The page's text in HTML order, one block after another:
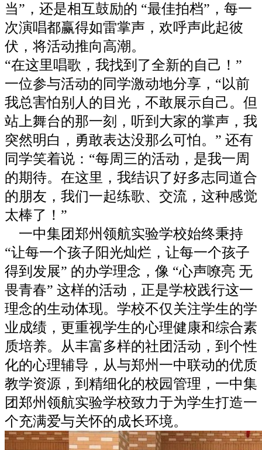
当”，还是相互鼓励的 “最佳拍档”，每一
次演唱都赢得如雷掌声，欢呼声此起彼
伏，将活动推向高潮。​
“在这里唱歌，我找到了全新的自己！”
一位参与活动的同学激动地分享，“以前
我总害怕别人的目光，不敢展示自己。但
站上舞台的那一刻，听到大家的掌声，我
突然明白，勇敢表达没那么可怕。” 还有
同学笑着说：“每周三的活动，是我一周
的期待。在这里，我结识了好多志同道合
的朋友，我们一起练歌、交流，这种感觉
太棒了！”​
一中集团郑州领航实验学校始终秉持
“让每一个孩子阳光灿烂，让每一个孩子
得到发展” 的办学理念，像 “心声嘹亮 无
畏青春” 这样的活动，正是学校践行这一
理念的生动体现。学校不仅关注学生的学
业成绩，更重视学生的心理健康和综合素
质培养。从丰富多样的社团活动，到个性
化的心理辅导，从与郑州一中联动的优质
教学资源，到精细化的校园管理，一中集
团郑州领航实验学校致力于为学生打造一
个充满爱与关怀的成长环境。